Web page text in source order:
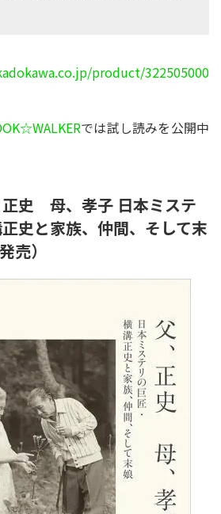
product/322505000
では試し読みを公開中
正史 母、孝子 日本ミステ
史と家族、仲間、そして末
売）